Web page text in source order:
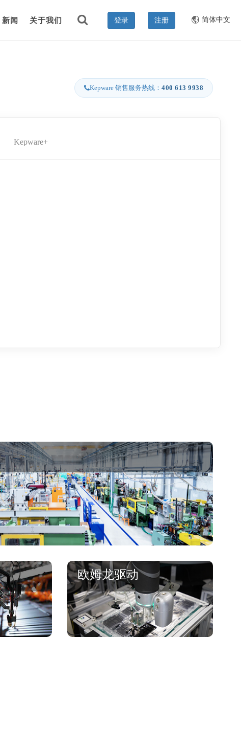
新闻 关于我们 简体中文
注册
登录
Kepware 销售服务热线： 400 613 9938
Kepware+
欧姆龙驱动